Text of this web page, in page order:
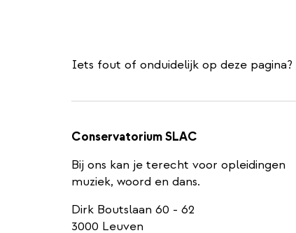
Iets fout of onduidelijk op deze pagina?
Conservatorium SLAC
Bij ons kan je terecht voor opleidingen
muziek, woord en dans.
Dirk Boutslaan 60 - 62
3000 Leuven